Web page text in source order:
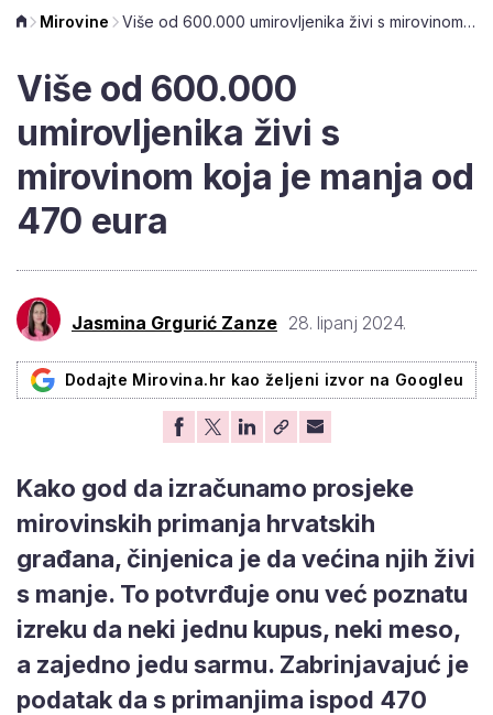
Mirovine Više od 600.000 umirovljenika živi s mirovinom koja je manja od 470 eura
Više od 600.000
umirovljenika živi s
mirovinom koja je manja od
470 eura
Jasmina Grgurić Zanze 28. lipanj 2024.
Dodajte Mirovina.hr kao željeni izvor na Googleu
Kako god da izračunamo prosjeke
mirovinskih primanja hrvatskih
građana, činjenica je da većina njih živi
s manje. To potvrđuje onu već poznatu
izreku da neki jednu kupus, neki meso,
a zajedno jedu sarmu. Zabrinjavajuć je
podatak da s primanjima ispod 470